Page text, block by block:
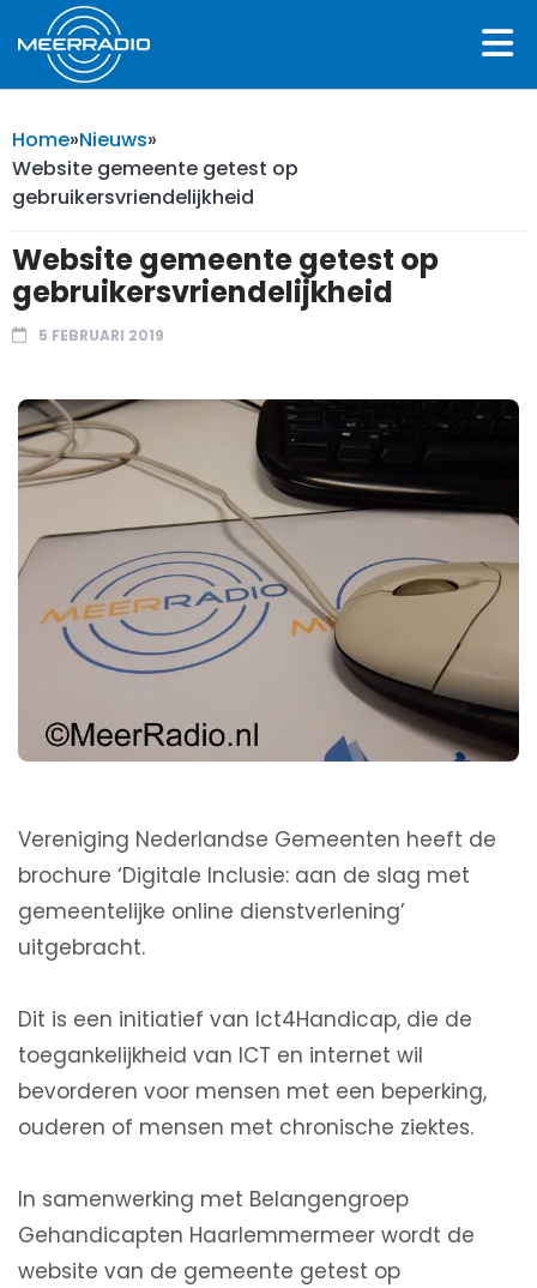
Home»Nieuws»
Website gemeente getest op
gebruikersvriendelijkheid
Website gemeente getest op
gebruikersvriendelijkheid
5 FEBRUARI 2019
Vereniging Nederlandse Gemeenten heeft de
brochure ‘Digitale Inclusie: aan de slag met
gemeentelijke online dienstverlening’
uitgebracht.
Dit is een initiatief van Ict4Handicap, die de
toegankelijkheid van ICT en internet wil
bevorderen voor mensen met een beperking,
ouderen of mensen met chronische ziektes.
In samenwerking met Belangengroep
Gehandicapten Haarlemmermeer wordt de
website van de gemeente getest op